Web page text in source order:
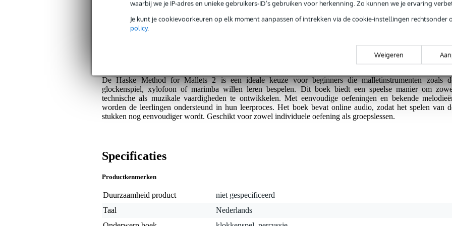
waarbij we je IP-adres en unieke gebruikers-ID’s gebruiken voor herkenning. Zo kunnen we je ervaring
Je kunt je cookievoorkeuren op elk moment aanpassen of intrekken via de cookie-instellingen rechtsonder
policy.
Weigeren
Plus- en minpunten
Geschikt voor beginners in malletpercussie.
De Haske Method for Mallets 2 is een ideale keuze voor beginners die malletinstrumenten zoals
glockenspiel, xylofoon of marimba willen leren bespelen. Dit boek biedt een speelse manier om
technische als muzikale vaardigheden te ontwikkelen. Met eenvoudige oefeningen en bekende
worden de leerlingen ondersteund in hun leerproces. Het boek bevat online audio, zodat het spelen van
stukken nog eenvoudiger wordt. Geschikt voor zowel individuele oefening als groepslessen.
Specificaties
Productkenmerken
Duurzaamheid product
niet gespecificeerd
Taal
Nederlands